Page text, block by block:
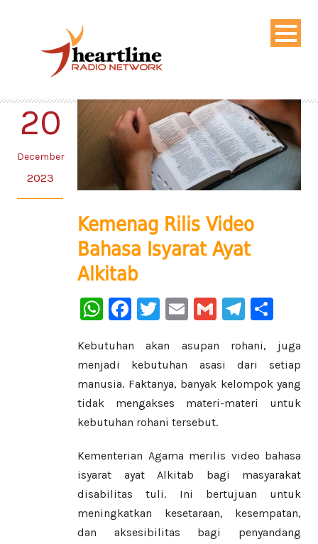
20
December
2023
Kemenag Rilis Video
Bahasa Isyarat Ayat
Alkitab
WhatsApp
Facebook
Twitter
EmailGmail
Kebutuhan akan asupan rohani, juga
menjadi kebutuhan asasi dari setiap
manusia. Faktanya, banyak kelompok yang
tidak mengakses materi-materi untuk
kebutuhan rohani tersebut.
Kementerian Agama merilis video bahasa
isyarat ayat Alkitab bagi masyarakat
disabilitas tuli. Ini bertujuan untuk
meningkatkan kesetaraan, kesempatan,
dan aksesibilitas bagi penyandang